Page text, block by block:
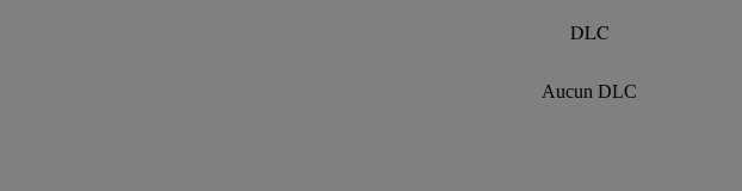
DLC
Aucun DLC